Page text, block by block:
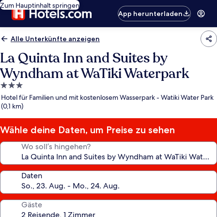
Zum Hauptinhalt springen
App herunterladen
Alle Unterkünfte anzeigen
La Quinta Inn and Suites by
Wyndham at WaTiki Waterpark
3.0-
Sterne-
Unterkunft
Hotel für Familien und mit kostenlosem Wasserpark - Watiki Water Park
(0,1 km)
Wähle deine Daten, um Preise zu sehen
Wo soll’s hingehen?
Daten
Gäste